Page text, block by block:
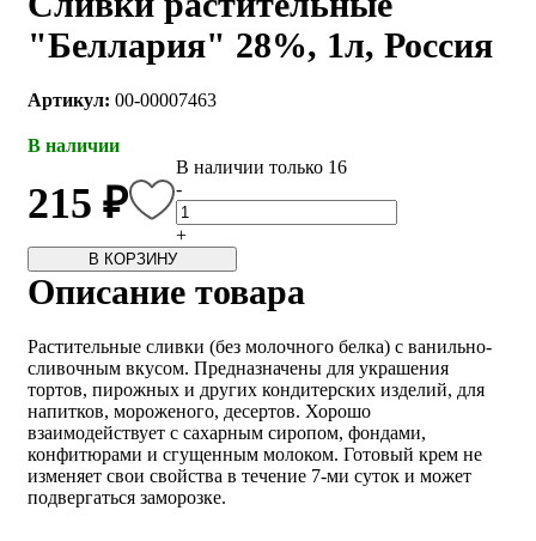
256-54-
"Беллария" 28%, 1л, Россия
Артикул: 00-00007463
В наличии
215 ₽
В наличии только 16
-
+
В КОРЗИНУ
Описание товара
Растительные сливки (без молочного белка) с ванильно-
сливочным вкусом. Предназначены для украшения
тортов, пирожных и других кондитерских изделий, для
напитков, мороженого, десертов. Хорошо
взаимодействует с сахарным сиропом, фондами,
конфитюрами и сгущенным молоком. Готовый крем не
изменяет свои свойства в течение 7-ми суток и может
подвергаться заморозке.